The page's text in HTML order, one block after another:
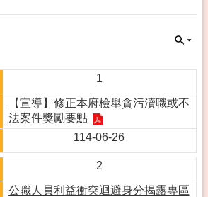
1
【宣導】修正本府檢舉貪污瀆職或不
法案件獎勵要點
114-06-26
2
公職人員利益衝突迴避身分揭露專區